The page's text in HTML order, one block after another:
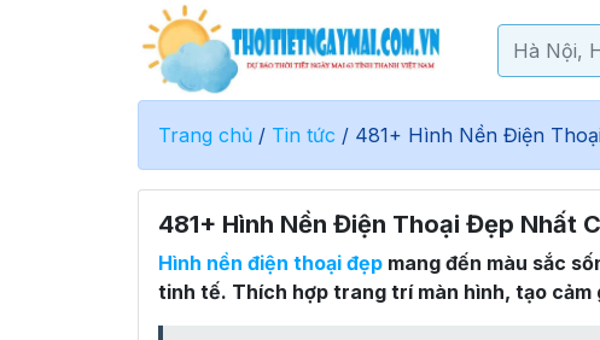
Trang chủ / Tin tức / 481+ Hình Nền Điện
481+ Hình Nền Điện Thoại Đẹp Nhất
Hình nền điện thoại đẹp mang đến màu sắc
tinh tế. Thích hợp trang trí màn hình, tạo